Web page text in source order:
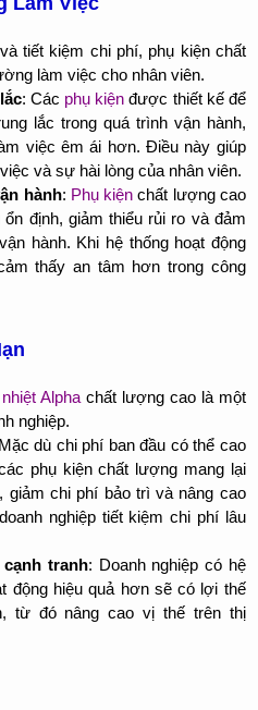
tiết kiệm chi phí, phụ kiện chất
làm việc cho nhân viên.
: Các phụ kiện được thiết kế để
lắc trong quá trình vận hành,
việc êm ái hơn. Điều này giúp
và sự hài lòng của nhân viên.
hành: Phụ kiện chất lượng cao
định, giảm thiểu rủi ro và đảm
hành. Khi hệ thống hoạt động
thấy an tâm hơn trong công
Alphachất lượng cao là một
nghiệp.
dù chi phí ban đầu có thể cao
phụ kiện chất lượng mang lại
giảm chi phí bảo trì và nâng cao
nghiệp tiết kiệm chi phí lâu
tranh: Doanh nghiệp có hệ
động hiệu quả hơn sẽ có lợi thế
từ đó nâng cao vị thế trên thị